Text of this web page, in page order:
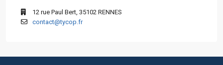
12 rue Paul Bert, 35102 RENNES
contact@tycop.fr